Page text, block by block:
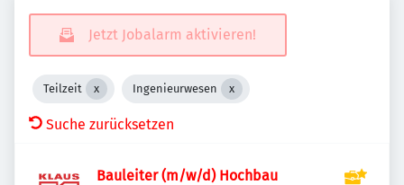
Jetzt Jobalarm aktivieren!
Teilzeit Ingenieurwesen
Suche zurücksetzen
Bauleiter (m/w/d) Hochbau